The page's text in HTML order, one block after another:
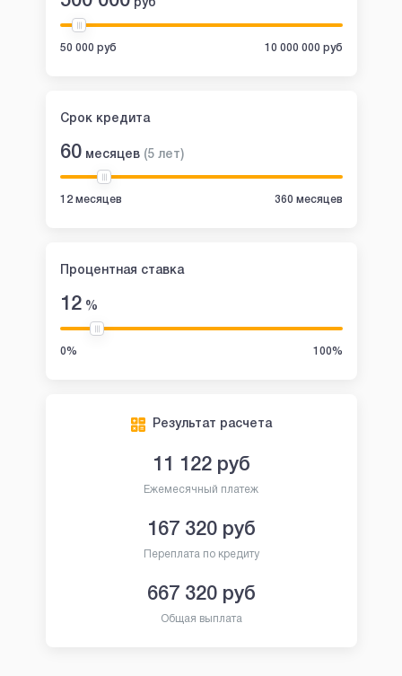
руб
50 000 руб 10 000 000 руб
Срок кредита
60 месяцев (5 лет)
12 месяцев 360 месяцев
Процентная ставка
12%
0% 100%
Результат расчета
11 122руб
Ежемесячный платеж
167 320руб
Переплата по кредиту
667 320руб
Общая выплата